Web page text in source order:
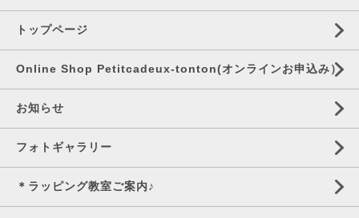
トップページ
Online Shop Petitcadeux-tonton(オンラインお申込み）
お知らせ
フォトギャラリー
＊ラッピング教室ご案内♪